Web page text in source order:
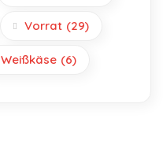
Vorrat (29)
Weißkäse (6)